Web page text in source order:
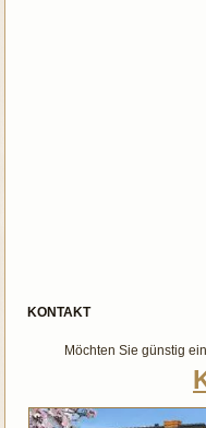
KONTAKT
Möchten Sie günstig